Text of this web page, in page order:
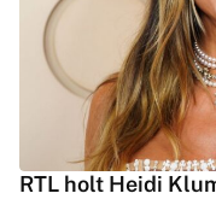
RTL holt Heidi